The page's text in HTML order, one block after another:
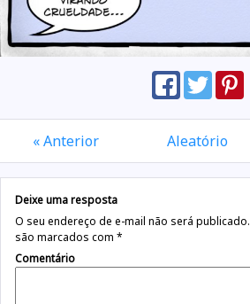
« Anterior Aleatório
Deixe uma resposta
O seu endereço de e-mail não será publicado.
são marcados com *
Comentário